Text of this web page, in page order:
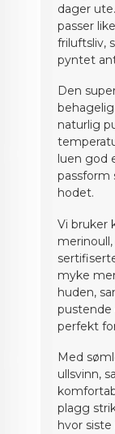
dager
passer
friluftsliv,
pyntet
Den
naturlig
luen god
hodet.
Vi bruker
myke
huden,
perfekt
Med
ullsvinn,
plagg
hvor